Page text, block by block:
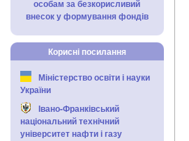
особам за безкорисливий
внесок у формування фондів
Корисні посилання
Міністерство освіти і науки
України
Івано-Франківський
національний технічний
університет нафти і газу